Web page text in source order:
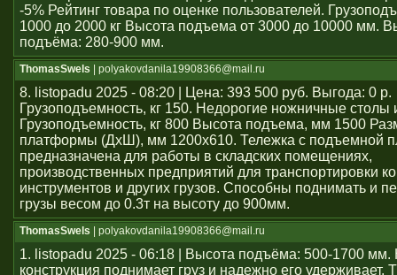
-5% Рейтинг товара по оценке пользователей.
1000 до 2000 кг Высота подъема от 3000 до 10000 мм.
подъёма: 280-900 мм.
ThomasSwels | polyakovdanila19908366@mail.ru
8. listopadu 2025 - 08:20 | Цена: 393 500 руб. Выгода: 0 р.
Грузоподъемность, кг 150. Недорогие ножничные столы
Грузоподъемность, кг 800 Высота подъема, мм 1500
платформы (ДхШ), мм 1200x610. Тележка с подъемной
предназначена для работы в складских помещениях,
производственных предприятий для транспортировки
инструментов и других грузов. Способны поднимать и
грузы весом до 0.3т на высоту до 900мм.
ThomasSwels | polyakovdanila19908366@mail.ru
1. listopadu 2025 - 06:18 | Высота подъёма: 500-1700
конструкция поднимает груз и надежно его удерживает.